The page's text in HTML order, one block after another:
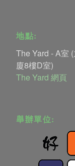
地點:
The Yard - A室
廈8樓D室)
The Yard 網頁
舉辦單位: